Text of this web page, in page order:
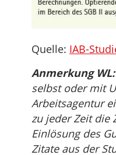
Quelle: IAB-
Anmerkung WL:
selbst oder mit
Arbeitsagentur
zu jeder Zeit die
Einlösung des
Zitate aus der